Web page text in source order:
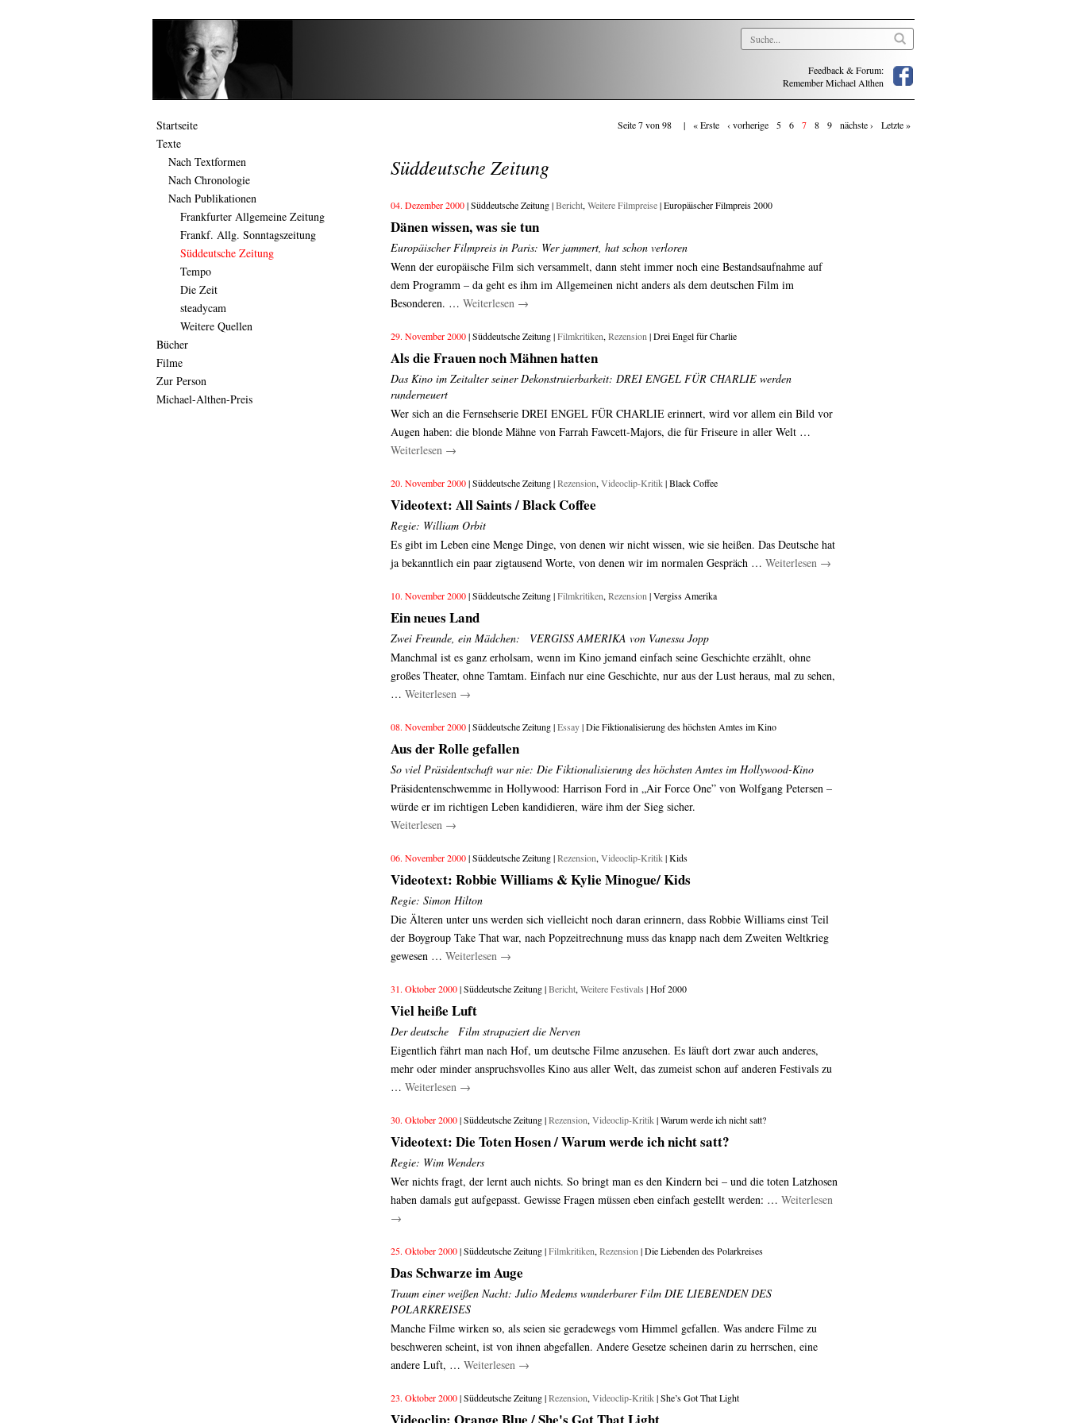
Feedback & Forum:
Remember Michael Althen
Startseite
Texte
Nach Textformen
Nach Chronologie
Nach Publikationen
Frankfurter Allgemeine Zeitung
Frankf. Allg. Sonntagszeitung
Süddeutsche Zeitung
Tempo
Die Zeit
steadycam
Weitere Quellen
Bücher
Filme
Zur Person
Michael-Althen-Preis
Seite 7 von 98 | « Erste ‹ vorherige 5 6 7 8 9 nächste › Letzte »
Süddeutsche Zeitung
04. Dezember 2000| Süddeutsche Zeitung |Bericht, Weitere Filmpreise| Europäischer Filmpreis 2000
Dänen wissen, was sie tun
Europäischer Filmpreis in Paris: Wer jammert, hat schon verloren
Wenn der europäische Film sich versammelt, dann steht immer noch eine Bestandsaufnahme auf
dem Programm – da geht es ihm im Allgemeinen nicht anders als dem deutschen Film im
Besonderen. … Weiterlesen →
29. November 2000| Süddeutsche Zeitung |Filmkritiken, Rezension | Drei Engel für Charlie
Als die Frauen noch Mähnen hatten
Das Kino im Zeitalter seiner Dekonstruierbarkeit: DREI ENGEL FÜR CHARLIE werden
runderneuert
Wer sich an die Fernsehserie DREI ENGEL FÜR CHARLIE erinnert, wird vor allem ein Bild vor
Augen haben: die blonde Mähne von Farrah Fawcett-Majors, die für Friseure in aller Welt …
Weiterlesen →
20. November 2000| Süddeutsche Zeitung |Rezension, Videoclip-Kritik| Black Coffee
Videotext: All Saints / Black Coffee
Regie: William Orbit
Es gibt im Leben eine Menge Dinge, von denen wir nicht wissen, wie sie heißen. Das Deutsche hat
ja bekanntlich ein paar zigtausend Worte, von denen wir im normalen Gespräch … Weiterlesen →
10. November 2000| Süddeutsche Zeitung |Filmkritiken, Rezension | Vergiss Amerika
Ein neues Land
Zwei Freunde, ein Mädchen: VERGISS AMERIKA von Vanessa Jopp
Manchmal ist es ganz erholsam, wenn im Kino jemand einfach seine Geschichte erzählt, ohne
großes Theater, ohne Tamtam. Einfach nur eine Geschichte, nur aus der Lust heraus, mal zu sehen,
… Weiterlesen →
08. November 2000| Süddeutsche Zeitung |Essay| Die Fiktionalisierung des höchsten Amtes im Kino
Aus der Rolle gefallen
So viel Präsidentschaft war nie: Die Fiktionalisierung des höchsten Amtes im Hollywood-Kino
Präsidentenschwemme in Hollywood: Harrison Ford in „Air Force One” von Wolfgang Petersen –
würde er im richtigen Leben kandidieren, wäre ihm der Sieg sicher.
Weiterlesen →
06. November 2000| Süddeutsche Zeitung |Rezension, Videoclip-Kritik| Kids
Videotext: Robbie Williams & Kylie Minogue/ Kids
Regie: Simon Hilton
Die Älteren unter uns werden sich vielleicht noch daran erinnern, dass Robbie Williams einst Teil
der Boygroup Take That war, nach Popzeitrechnung muss das knapp nach dem Zweiten Weltkrieg
gewesen … Weiterlesen →
31. Oktober 2000| Süddeutsche Zeitung |Bericht, Weitere Festivals | Hof 2000
Viel heiße Luft
Der deutsche Film strapaziert die Nerven
Eigentlich fährt man nach Hof, um deutsche Filme anzusehen. Es läuft dort zwar auch anderes,
mehr oder minder anspruchsvolles Kino aus aller Welt, das zumeist schon auf anderen Festivals zu
… Weiterlesen →
30. Oktober 2000| Süddeutsche Zeitung |Rezension, Videoclip-Kritik| Warum werde ich nicht satt?
Videotext: Die Toten Hosen / Warum werde ich nicht satt?
Regie: Wim Wenders
Wer nichts fragt, der lernt auch nichts. So bringt man es den Kindern bei – und die toten Latzhosen
haben damals gut aufgepasst. Gewisse Fragen müssen eben einfach gestellt werden: … Weiterlesen
→
25. Oktober 2000| Süddeutsche Zeitung |Filmkritiken, Rezension | Die Liebenden des Polarkreises
Das Schwarze im Auge
Traum einer weißen Nacht: Julio Medems wunderbarer Film DIE LIEBENDEN DES
POLARKREISES
Manche Filme wirken so, als seien sie geradewegs vom Himmel gefallen. Was andere Filme zu
beschweren scheint, ist von ihnen abgefallen. Andere Gesetze scheinen darin zu herrschen, eine
andere Luft, … Weiterlesen →
23. Oktober 2000| Süddeutsche Zeitung |Rezension, Videoclip-Kritik| She’s Got That Light